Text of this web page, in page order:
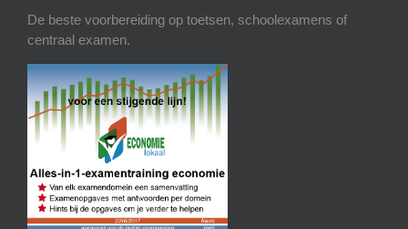
De beste voorbereiding op toetsen, schoolexamens of
centraal examen.